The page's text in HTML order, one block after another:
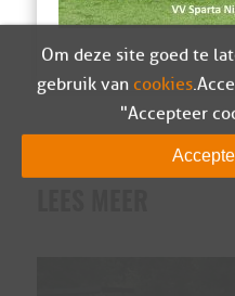
Om deze site goed te
gebruik van cookies.
"Accepteer